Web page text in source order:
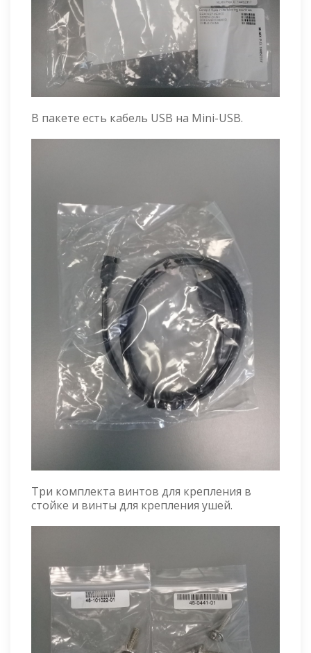
В пакете есть кабель USB на Mini-USB.
Три комплекта винтов для крепления в
стойке и винты для крепления ушей.